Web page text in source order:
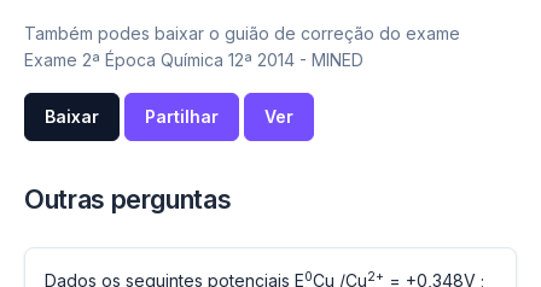
Também podes baixar o guião de correção do exame
Exame 2ª Época Química 12ª 2014 - MINED
Baixar Partilhar Ver
Outras perguntas
Dados os seguintes potenciais E0Cu /Cu2+ = +0,348V ;